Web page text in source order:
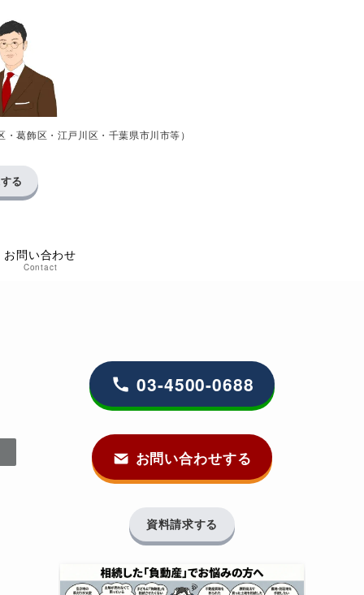
葛飾区・江戸川区・千葉県市川市等）
お問い合わせ
Contact
る
03-4500-0688
お問い合わせする
資料請求する